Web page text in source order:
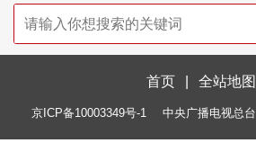
首页 全站地图
京ICP备10003349号-1 中央广播电视总台